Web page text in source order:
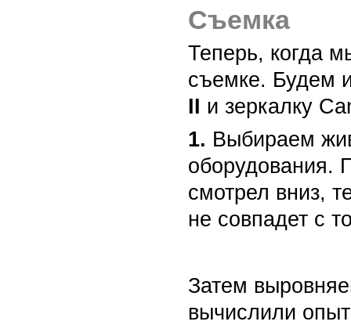
Съемка
Теперь, когда
съемке. Будем
II и зеркалку
1. Выбираем
оборудования.
смотрел вниз,
не совпадет с
Затем
вычислили